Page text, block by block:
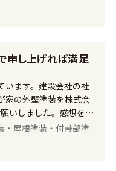
状態などその都度話し
誠実な方だなと思いま
場で頭をぶつけないよ
けてくれたり、工事後
が綺麗にされていて、
した。 ご近所の方々に
ていました。 こちら側
様のような色と美しさ
申し上げれば満足
います。建設会社の社
家の外壁塗装を株式会
いしました。感想を一
ば満足の仕上がりでし
事で作る」であり実に
・屋根塗装・付帯部塗